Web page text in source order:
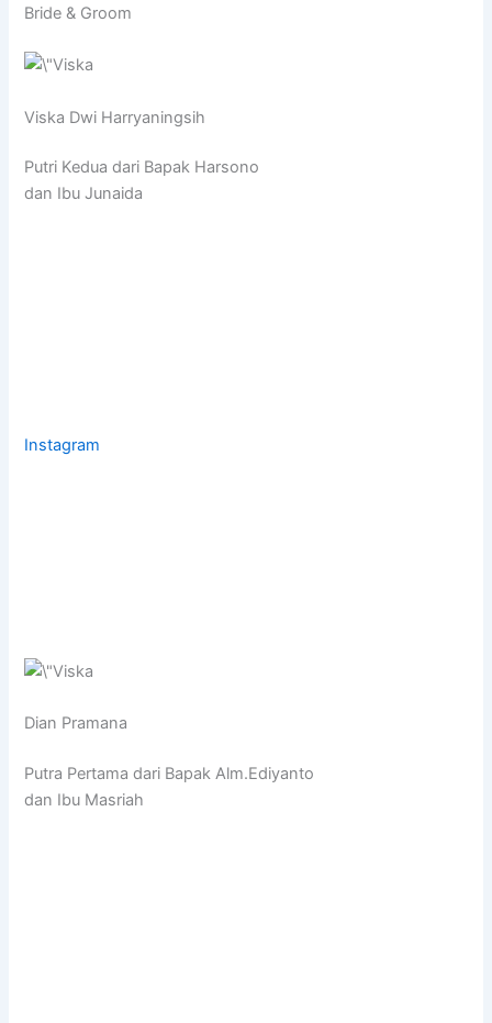
Bride & Groom
Viska Dwi Harryaningsih
Putri Kedua dari Bapak Harsono
dan Ibu Junaida
Instagram
Dian Pramana
Putra Pertama dari Bapak Alm.Ediyanto
dan Ibu Masriah